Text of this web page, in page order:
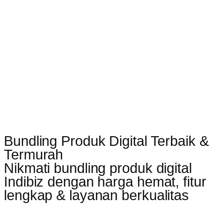
Bundling Produk Digital Terbaik &
Termurah
Nikmati bundling produk digital
Indibiz dengan harga hemat, fitur
lengkap & layanan berkualitas